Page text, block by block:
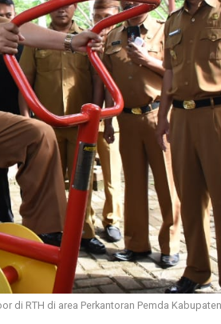
di RTH di area Perkantoran Pemda